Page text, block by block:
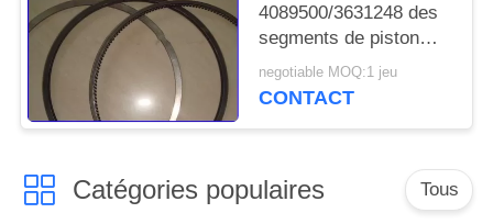
4089500/3631248 des
segments de piston
TS16969 de moteur
diesel de Cummins
negotiable MOQ:1 jeu
CONTACT
Catégories populaires Tous